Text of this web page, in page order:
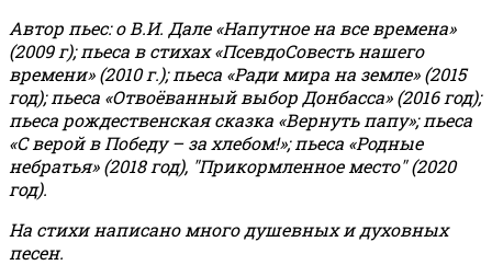
Автор пьес: о В.И. Дале «Напутное на все времена»
(2009 г); пьеса в стихах «ПсевдоСовесть нашего
времени» (2010 г.); пьеса «Ради мира на земле» (2015
год); пьеса «Отвоёванный выбор Донбасса» (2016 год);
пьеса рождественская сказка «Вернуть папу»; пьеса
«С верой в Победу – за хлебом!»;пьеса «Родные
небратья» (2018 год), "Прикормленное место" (2020
год).
На стихи написано много душевных и духовных
песен.